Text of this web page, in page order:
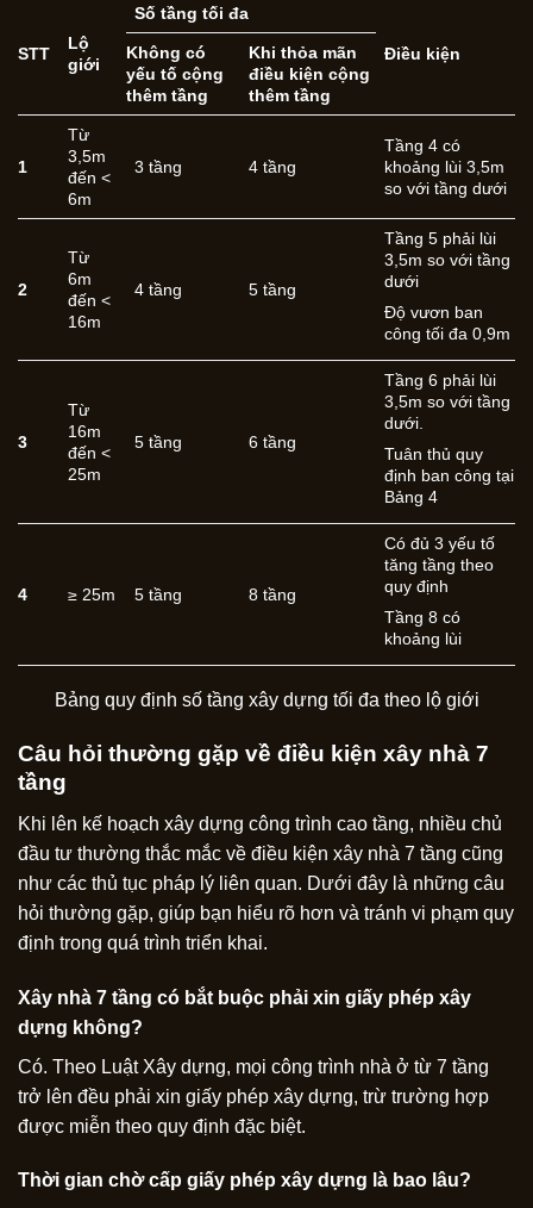
STT
Lộ
giới
Số tầng tối đa
Điều kiện
Không có
yếu tố cộng
thêm tầng
Khi thỏa mãn
điều kiện cộng
thêm tầng
1
Từ
3,5m
đến <
6m
3 tầng 4 tầng
Tầng 4 có
khoảng lùi 3,5m
so với tầng dưới
2
Từ
6m
đến <
16m
4 tầng 5 tầng
Tầng 5 phải lùi
3,5m so với tầng
dưới
Độ vươn ban
công tối đa 0,9m
3
Từ
16m
đến <
25m
5 tầng 6 tầng
Tầng 6 phải lùi
3,5m so với tầng
dưới.
Tuân thủ quy
định ban công tại
Bảng 4
4 ≥ 25m 5 tầng 8 tầng
Có đủ 3 yếu tố
tăng tầng theo
quy định
Tầng 8 có
khoảng lùi
Bảng quy định số tầng xây dựng tối đa theo lộ giới
Câu hỏi thường gặp về điều kiện xây nhà 7
tầng
Khi lên kế hoạch xây dựng công trình cao tầng, nhiều chủ
đầu tư thường thắc mắc về điều kiện xây nhà 7 tầng cũng
như các thủ tục pháp lý liên quan. Dưới đây là những câu
hỏi thường gặp, giúp bạn hiểu rõ hơn và tránh vi phạm quy
định trong quá trình triển khai.
Xây nhà 7 tầng có bắt buộc phải xin giấy phép xây
dựng không?
Có. Theo Luật Xây dựng, mọi công trình nhà ở từ 7 tầng
trở lên đều phải xin giấy phép xây dựng, trừ trường hợp
được miễn theo quy định đặc biệt.
Thời gian chờ cấp giấy phép xây dựng là bao lâu?